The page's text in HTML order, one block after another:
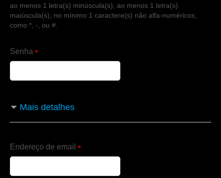
ao menos 1 letra(s) minúscula(s), ao menos 1 letra(s)
maiúscula(s), no mínimo 1 caractere(s) não alfa-numéricos,
como *, -, ou #.
Senha
Mais detalhes
Endereço de email